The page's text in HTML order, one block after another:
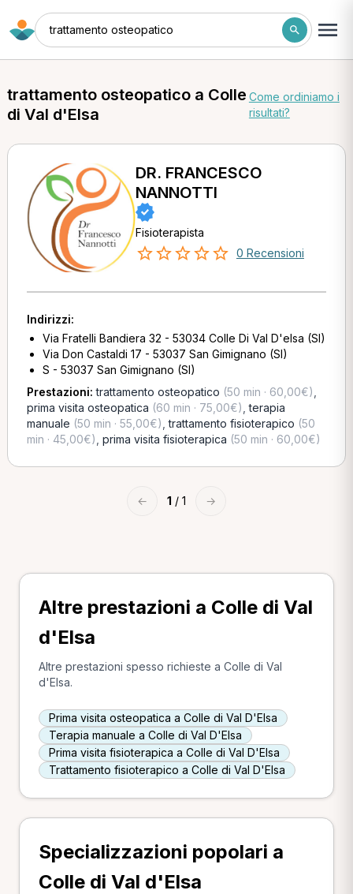
trattamento osteopatico
trattamento osteopatico a Colle
di Val d'Elsa
Come ordiniamo i
risultati?
DR. FRANCESCO
NANNOTTI
Fisioterapista
0 Recensioni
Indirizzi:
Via Fratelli Bandiera 32 - 53034 Colle Di Val D'elsa (SI)
Via Don Castaldi 17 - 53037 San Gimignano (SI)
S - 53037 San Gimignano (SI)
Prestazioni:trattamento osteopatico (50 min · 60,00€)
prima visita osteopatica (60 min · 75,00€) ,terapia
manuale (50 min · 55,00€) ,trattamento fisioterapico (50
min · 45,00€) prima visita fisioterapica (50 min · 60,00€)
← 1 / 1 →
Altre prestazioni a Colle di Val
d'Elsa
Altre prestazioni spesso richieste a Colle di Val
d'Elsa.
Prima visita osteopatica a Colle di Val D'Elsa
Terapia manuale a Colle di Val D'Elsa
Prima visita fisioterapica a Colle di Val D'Elsa
Trattamento fisioterapico a Colle di Val D'Elsa
Specializzazioni popolari a
Colle di Val d'Elsa